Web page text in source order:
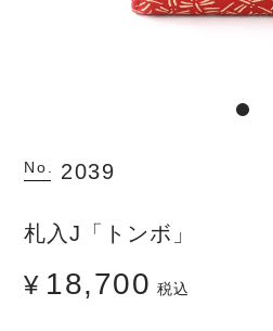
No. 2039
札入J「トンボ」
¥ 18,700 税込